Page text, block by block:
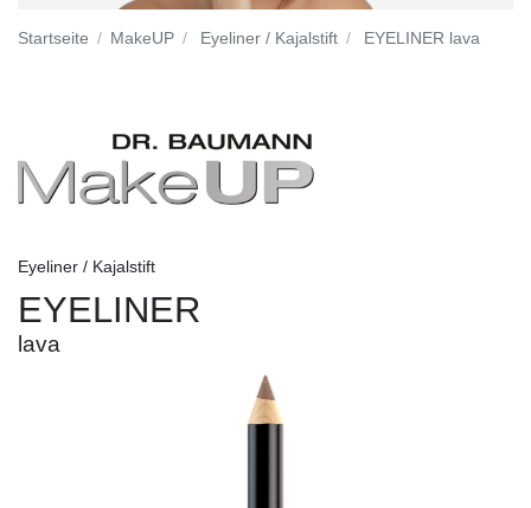
Startseite MakeUP Eyeliner / Kajalstift EYELINER lava
Eyeliner / Kajalstift
EYELINER
lava